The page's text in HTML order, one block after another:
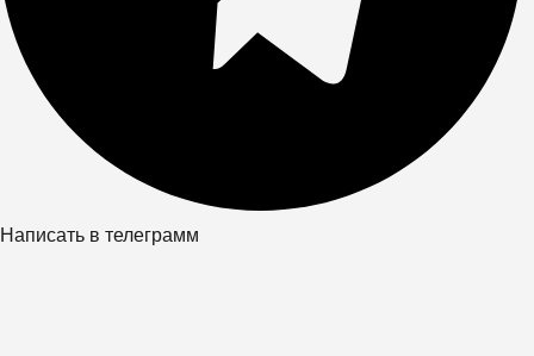
Написать в телеграмм